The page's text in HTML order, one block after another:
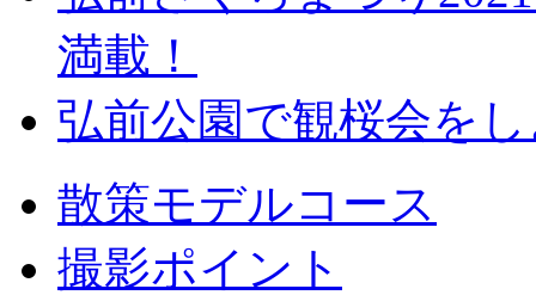
満載！
弘前公園で観桜会を
散策モデルコース
撮影ポイント